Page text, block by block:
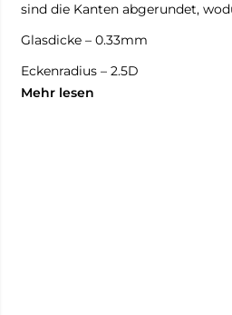
sind die Kanten abgerundet,
Glasdicke – 0.33mm
Eckenradius – 2.5D
Material Art Crystal Klar
Mehr lesen